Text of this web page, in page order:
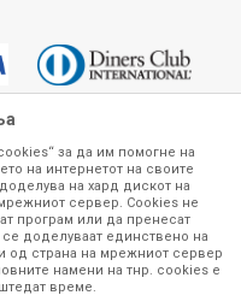
се изложени на нашата
конкретни, точни и прецизни,
се без ниту една грешка или
се достапни на залиха.
на производот. Доколку
рефундација, процедурата
за да им помогне на
на интернетот на своите
на хард дискот на
сервер. Cookies не
програм или да пренесат
се доделуваат единствено на
од страна на мрежниот сервер
намени на тнр. сookies е
време.